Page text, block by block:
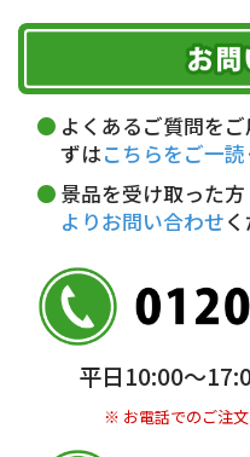
お届
午前中 14
18～20時
19
代金
5,000円
銀行
普通 7263489
＜口座名＞
※ 振込み手
期限を含むルール（
ただく費用がございま
よくあるご質問を
ずはこちらをご一読
景品を受け取った方
よりお問い合わせ
平日10:00〜
※ お電話でのご注文